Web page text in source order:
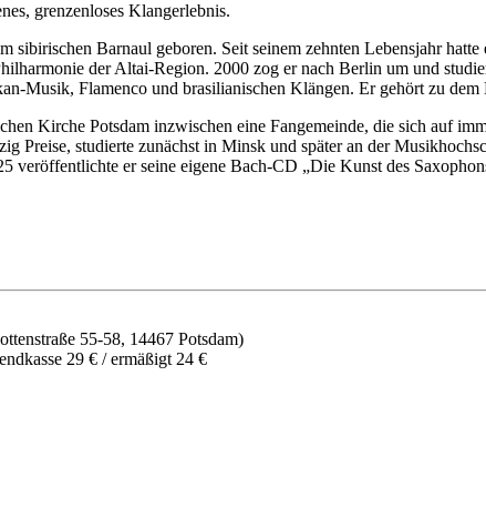
grenzenloses Klangerlebnis.
Barnaul geboren. Seit seinem zehnten Lebensjahr
der Altai-Region. 2000 zog er nach Berlin um und
Musik, Flamenco und brasilianischen Klängen. Er gehört zu dem
Kirche Potsdam inzwischen eine Fangemeinde, die sich auf
Preise, studierte zunächst in Minsk und später an der
veröffentlichte er seine eigene Bach-CD „Die Kunst des
55-58, 14467 Potsdam)
29 € / ermäßigt 24 €